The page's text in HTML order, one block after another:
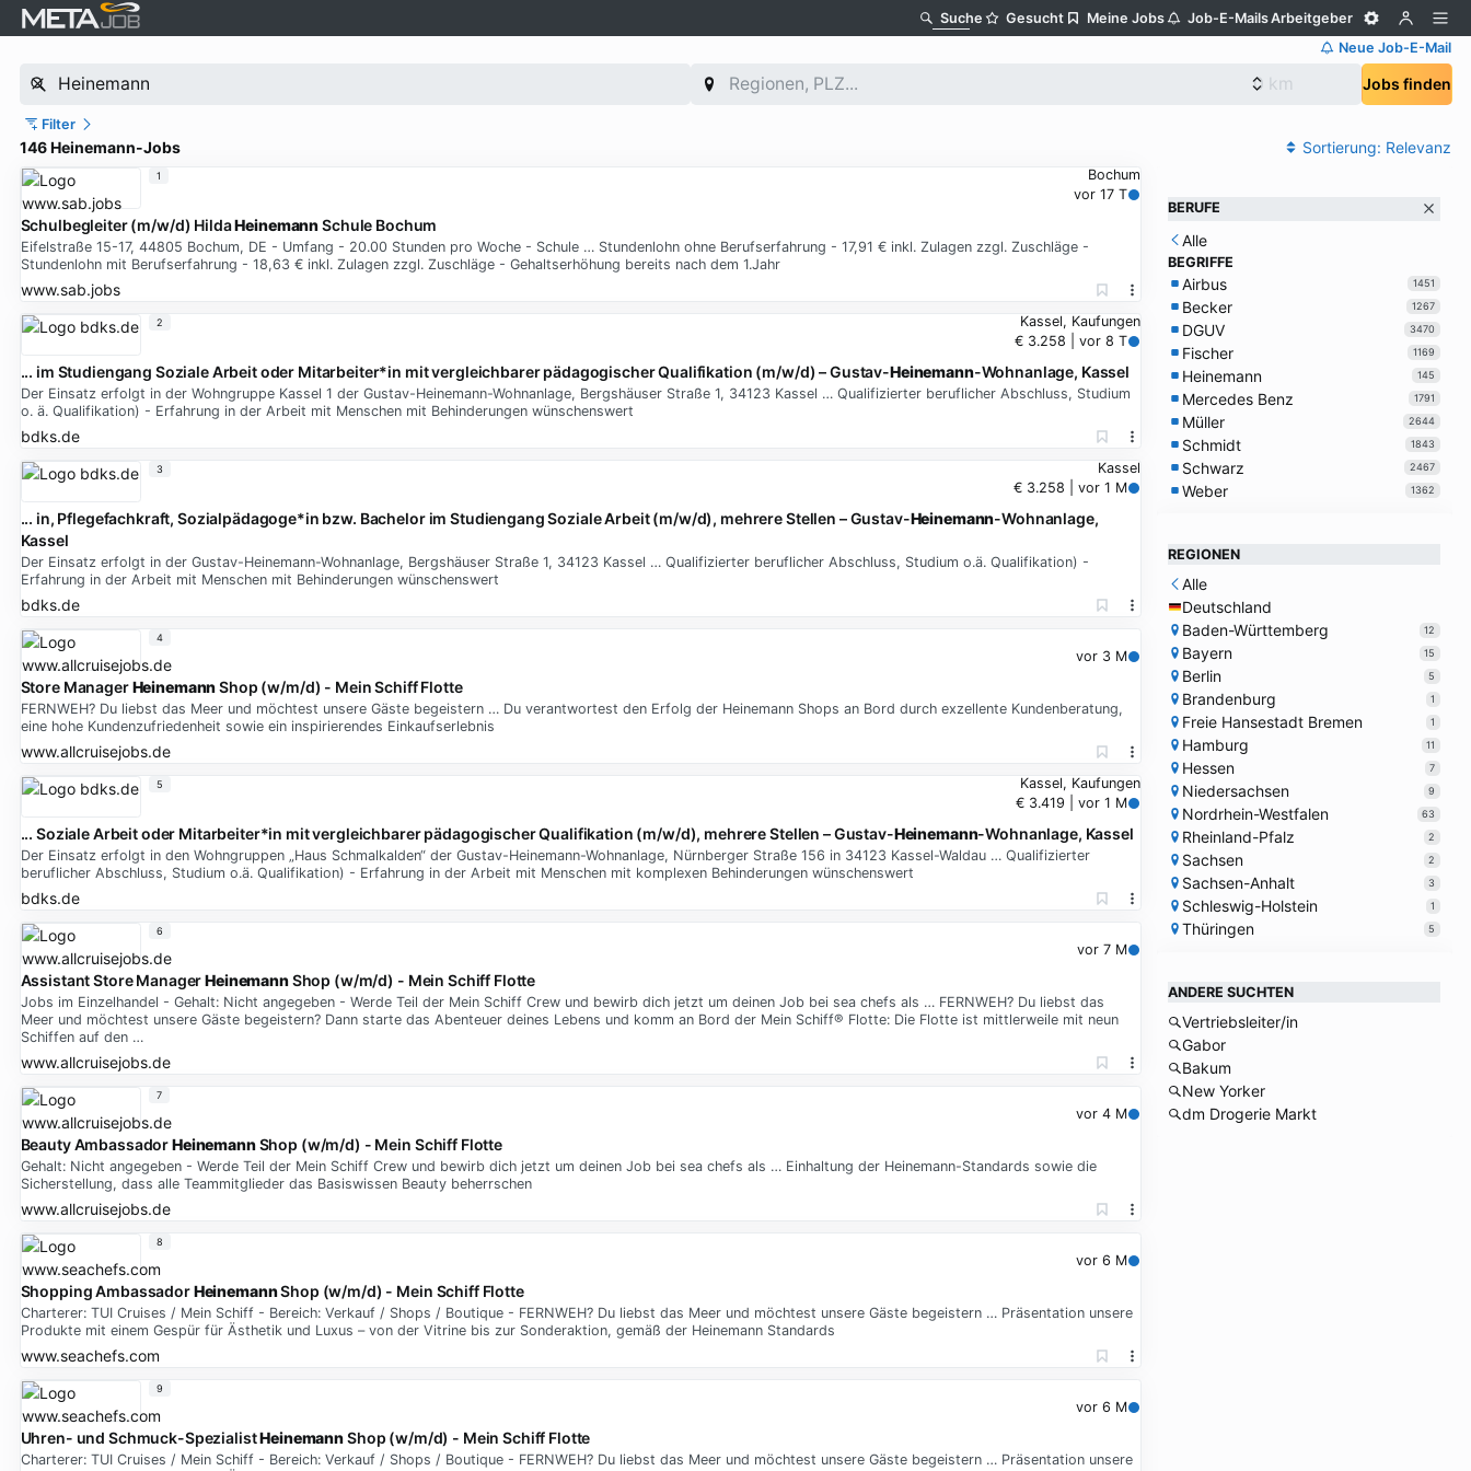
Suche Gesucht Meine Jobs Job-E-MailsArbeitgeber
Neue Job-E-Mail
Jobs finden
Filter
146 Heinemann-Jobs Sortierung: Relevanz
Bochum
vor 17 T
Schulbegleiter (m/w/d) HildaHeinemannSchule Bochum
Eifelstraße 15-17, 44805 Bochum, DE - Umfang - 20.00 Stunden pro Woche - Schule … Stundenlohn ohne Berufserfahrung - 17,91 € inkl. Zulagen zzgl. Zuschläge -
Stundenlohn mit Berufserfahrung - 18,63 € inkl. Zulagen zzgl. Zuschläge - Gehaltserhöhung bereits nach dem 1.Jahr
www.sab.jobs
1
Kassel, Kaufungen
€ 3.258 | vor 8 T
... im Studiengang Soziale Arbeit oder Mitarbeiter*in mit vergleichbarer pädagogischer Qualifikation (m/w/d) – Gustav-Heinemann-Wohnanlage, Kassel
Der Einsatz erfolgt in der Wohngruppe Kassel 1 der Gustav-Heinemann-Wohnanlage, Bergshäuser Straße 1, 34123 Kassel … Qualifizierter beruflicher Abschluss, Studium
o. ä. Qualifikation) - Erfahrung in der Arbeit mit Menschen mit Behinderungen wünschenswert
bdks.de
2
Kassel
€ 3.258 | vor 1 M
... in, Pflegefachkraft, Sozialpädagoge*in bzw. Bachelor im Studiengang Soziale Arbeit (m/w/d), mehrere Stellen – Gustav-Heinemann-Wohnanlage,
Kassel
Der Einsatz erfolgt in der Gustav-Heinemann-Wohnanlage, Bergshäuser Straße 1, 34123 Kassel … Qualifizierter beruflicher Abschluss, Studium o.ä. Qualifikation) -
Erfahrung in der Arbeit mit Menschen mit Behinderungen wünschenswert
bdks.de
3
vor 3 M
Store ManagerHeinemannShop (w/m/d) - Mein Schiff Flotte
FERNWEH? Du liebst das Meer und möchtest unsere Gäste begeistern … Du verantwortest den Erfolg der Heinemann Shops an Bord durch exzellente Kundenberatung,
eine hohe Kundenzufriedenheit sowie ein inspirierendes Einkaufserlebnis
www.allcruisejobs.de
4
Kassel, Kaufungen
€ 3.419 | vor 1 M
... Soziale Arbeit oder Mitarbeiter*in mit vergleichbarer pädagogischer Qualifikation (m/w/d), mehrere Stellen – Gustav-Heinemann-Wohnanlage, Kassel
Der Einsatz erfolgt in den Wohngruppen „Haus Schmalkalden“ der Gustav-Heinemann-Wohnanlage, Nürnberger Straße 156 in 34123 Kassel-Waldau … Qualifizierter
beruflicher Abschluss, Studium o.ä. Qualifikation) - Erfahrung in der Arbeit mit Menschen mit komplexen Behinderungen wünschenswert
bdks.de
5
vor 7 M
Assistant Store ManagerHeinemannShop (w/m/d) - Mein Schiff Flotte
Jobs im Einzelhandel - Gehalt: Nicht angegeben - Werde Teil der Mein Schiff Crew und bewirb dich jetzt um deinen Job bei sea chefs als … FERNWEH? Du liebst das
Meer und möchtest unsere Gäste begeistern? Dann starte das Abenteuer deines Lebens und komm an Bord der Mein Schiff® Flotte: Die Flotte ist mittlerweile mit neun
Schiffen auf den …
www.allcruisejobs.de
6
vor 4 M
Beauty AmbassadorHeinemannShop (w/m/d) - Mein Schiff Flotte
Gehalt: Nicht angegeben - Werde Teil der Mein Schiff Crew und bewirb dich jetzt um deinen Job bei sea chefs als … Einhaltung der Heinemann-Standards sowie die
Sicherstellung, dass alle Teammitglieder das Basiswissen Beauty beherrschen
www.allcruisejobs.de
7
vor 6 M
Shopping AmbassadorHeinemannShop (w/m/d) - Mein Schiff Flotte
Charterer: TUI Cruises / Mein Schiff - Bereich: Verkauf / Shops / Boutique - FERNWEH? Du liebst das Meer und möchtest unsere Gäste begeistern … Präsentation unsere
Produkte mit einem Gespür für Ästhetik und Luxus – von der Vitrine bis zur Sonderaktion, gemäß der Heinemann Standards
www.seachefs.com
8
vor 6 M
Uhren- und Schmuck-SpezialistHeinemannShop (w/m/d) - Mein Schiff Flotte
Charterer: TUI Cruises / Mein Schiff - Bereich: Verkauf / Shops / Boutique - FERNWEH? Du liebst das Meer und möchtest unsere Gäste begeistern … Präsentation unsere
9
BERUFE
Alle
BEGRIFFE
Airbus 1451
Becker 1267
DGUV 3470
Fischer 1169
Heinemann 145
Mercedes Benz 1791
Müller 2644
Schmidt 1843
Schwarz 2467
Weber 1362
REGIONEN
Alle
Deutschland
Baden-Württemberg
12
Bayern 15
Berlin 5
Brandenburg 1
Freie Hansestadt Bremen 1
Hamburg 11
Hessen 7
Niedersachsen 9
Nordrhein-Westfalen 63
Rheinland-Pfalz 2
Sachsen 2
Sachsen-Anhalt 3
Schleswig-Holstein 1
Thüringen 5
ANDERE SUCHTEN
Vertriebsleiter/in
Gabor
Bakum
New Yorker
dm Drogerie Markt